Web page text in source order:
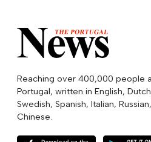
Reaching over 400,000 people
Portugal, written in English,
Swedish, Spanish, Italian,
Chinese.